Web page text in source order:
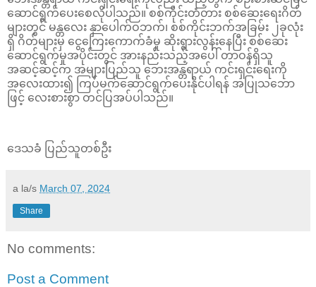
ဆောင်ရွက်ပေးစေလိုပါသည်။ စစ်ကိုင်းတံတား စစ်ဆေးရေးဂိတ်
များတွင် မန္တလေး နှာပေါက်ဝဘက်၊ စစ်ကိုင်းဘက်အခြမ်း ၂ခုလုံး
ရှိ ဂိတ်များမှ ငွေကြေးကောက်ခံမှု ဆိုးရွားလွန်းနေပြီး စစ်ဆေး
ဆောင်ရွက်မှုအပိုင်းတွင် အားနည်းသည့်အပေါ် တာဝန်ရှိသူ
အဆင့်ဆင့်က အများပြည်သူ ဘေးအန္တရာယ် ကင်းရှင်းရေးကို
အလေးထား၍ ကြပ်မက်ဆောင်ရွက်ပေးနိုင်ပါရန် အပြုသဘော
ဖြင့် လေးစားစွာ တင်ပြအပ်ပါသည်။
ဒေသခံ ပြည်သူတစ်ဦး
a la/s March 07, 2024
Share
No comments:
Post a Comment